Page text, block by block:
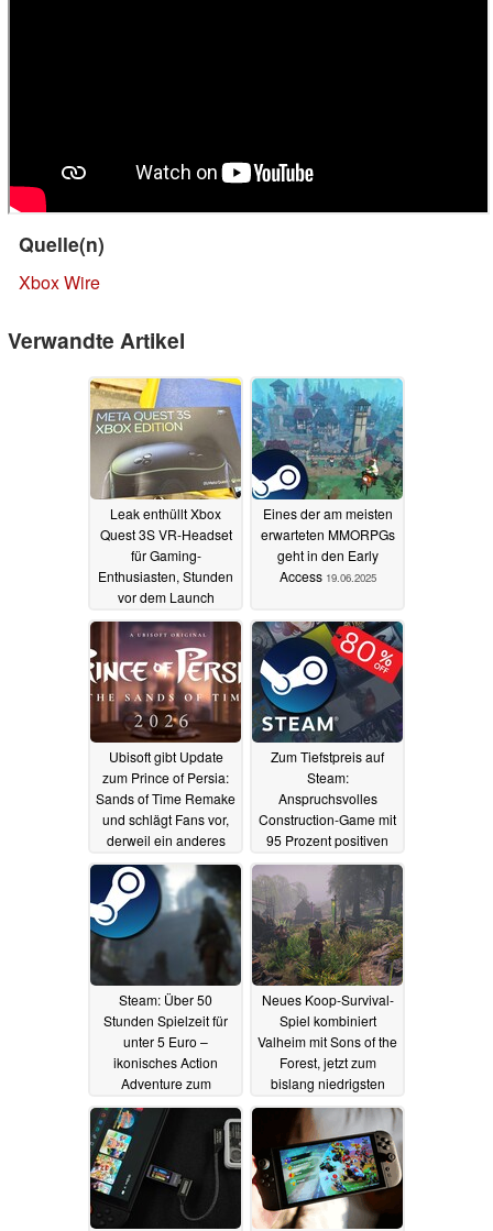
Quelle(n)
Xbox Wire
Verwandte Artikel
Leak enthüllt Xbox
Quest 3S VR-Headset
für Gaming-
Enthusiasten, Stunden
vor dem Launch
23.06.2025
Eines der am meisten
erwarteten MMORPGs
geht in den Early
Access 19.06.2025
Ubisoft gibt Update
zum Prince of Persia:
Sands of Time Remake
und schlägt Fans vor,
derweil ein anderes
Prince of Persia Spiel
zu spielen
19.06.2025
Zum Tiefstpreis auf
Steam:
Anspruchsvolles
Construction-Game mit
95 Prozent positiven
Bewertungen für rund
2,50 Euro im Sale
19.06.2025
Steam: Über 50
Stunden Spielzeit für
unter 5 Euro –
ikonisches Action
Adventure zum
Tiefstpreis im Sale
18.06.2025
Neues Koop-Survival-
Spiel kombiniert
Valheim mit Sons of the
Forest, jetzt zum
bislang niedrigsten
Preis auf Steam
18.06.2025